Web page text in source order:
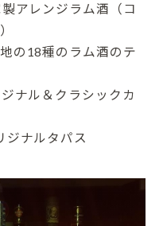
アレンジラム酒（コ
の18種のラム酒のテ
ナル＆クラシックカ
ナルタパス